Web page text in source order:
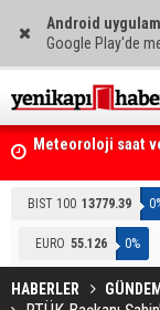
Android
Google Play'de
Meteoroloji saat
fırtına geliyor...
Emniyet Genel
BIST 100 13779.39
EURO 55.126 0%
HABERLER GÜNDEM